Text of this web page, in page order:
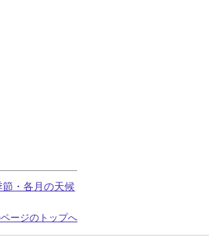
節・各月の天候
ージのトップへ